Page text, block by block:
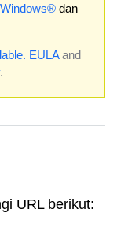
Windows®dan
EULAand
.
URL berikut: